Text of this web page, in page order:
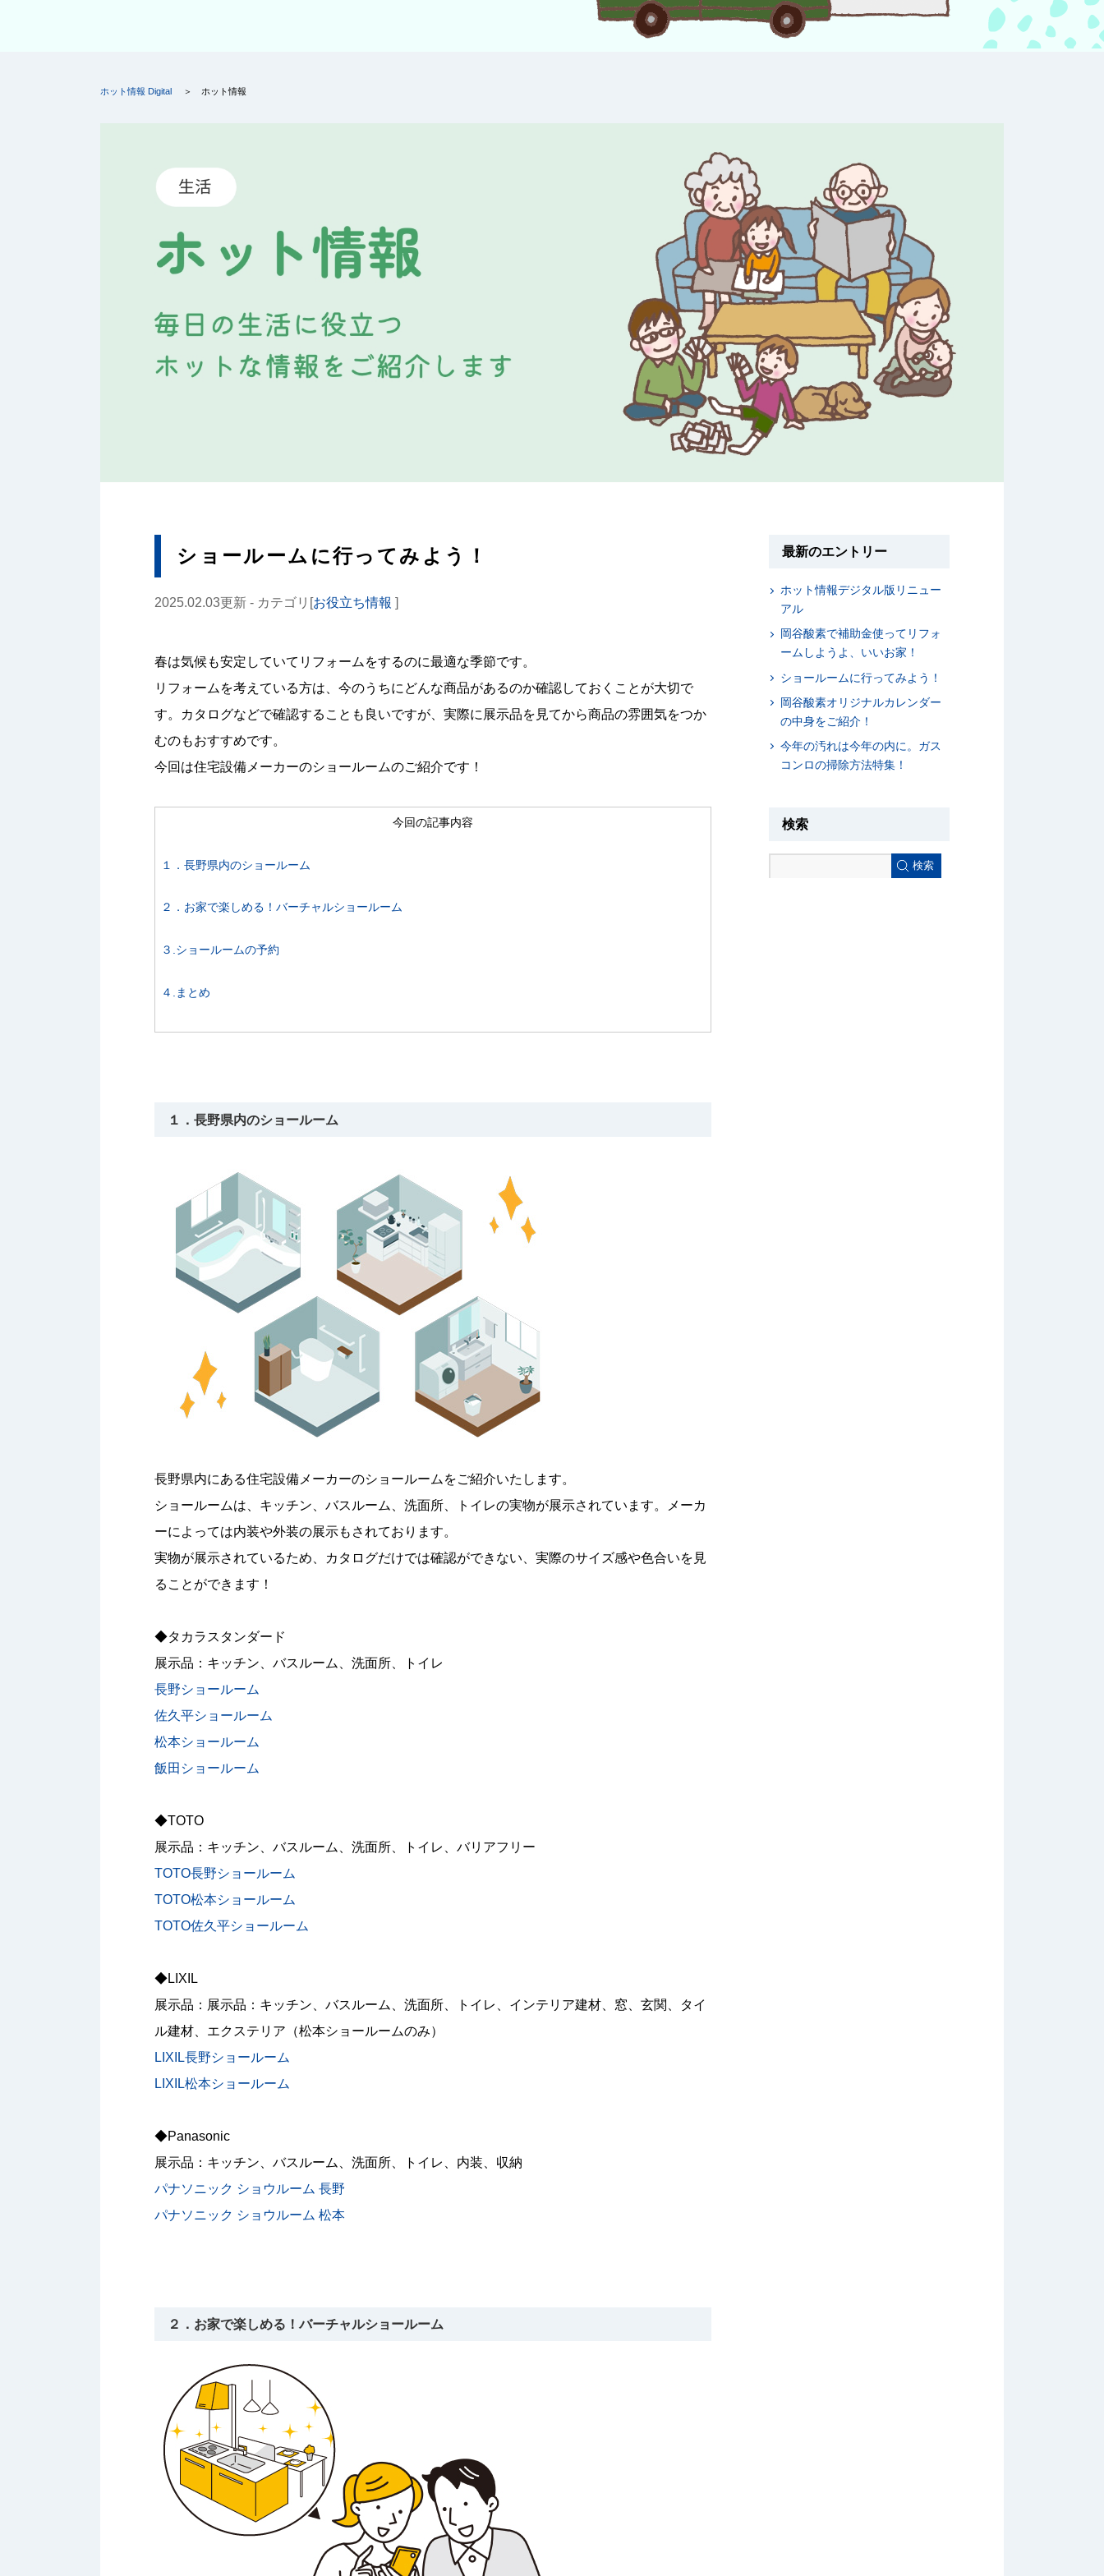
ホット情報 Digital ホット情報
ショールームに行ってみよう！
2025.02.03更新 - カテゴリ[お役立ち情報 ]
春は気候も安定していてリフォームをするのに最適な季節です。
リフォームを考えている方は、今のうちにどんな商品があるのか確認しておくことが大切で
す。カタログなどで確認することも良いですが、実際に展示品を見てから商品の雰囲気をつか
むのもおすすめです。
今回は住宅設備メーカーのショールームのご紹介です！
今回の記事内容
１．長野県内のショールーム
２．お家で楽しめる！バーチャルショールーム
３.ショールームの予約
４.まとめ
１．長野県内のショールーム
長野県内にある住宅設備メーカーのショールームをご紹介いたします。
ショールームは、キッチン、バスルーム、洗面所、トイレの実物が展示されています。メーカ
ーによっては内装や外装の展示もされております。
実物が展示されているため、カタログだけでは確認ができない、実際のサイズ感や色合いを見
ることができます！
◆タカラスタンダード
展示品：キッチン、バスルーム、洗面所、トイレ
長野ショールーム
佐久平ショールーム
松本ショールーム
飯田ショールーム
◆TOTO
展示品：キッチン、バスルーム、洗面所、トイレ、バリアフリー
TOTO長野ショールーム
TOTO松本ショールーム
TOTO佐久平ショールーム
◆LIXIL
展示品：展示品：キッチン、バスルーム、洗面所、トイレ、インテリア建材、窓、玄関、タイ
ル建材、エクステリア（松本ショールームのみ）
LIXIL長野ショールーム
LIXIL松本ショールーム
◆Panasonic
展示品：キッチン、バスルーム、洗面所、トイレ、内装、収納
パナソニック ショウルーム 長野
パナソニック ショウルーム 松本
２．お家で楽しめる！バーチャルショールーム
最新のエントリー
ホット情報デジタル版リニュー
アル
岡谷酸素で補助金使ってリフォ
ームしようよ、いいお家！
ショールームに行ってみよう！
岡谷酸素オリジナルカレンダー
の中身をご紹介！
今年の汚れは今年の内に。ガス
コンロの掃除方法特集！
検索
検索